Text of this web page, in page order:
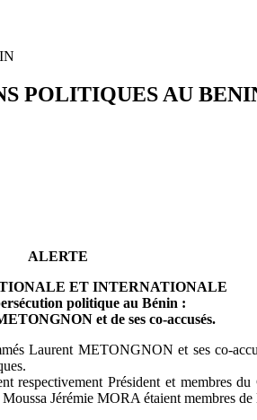
POLITIQUES AU
ALERTE
ET INTERNATIONALE
politique au Bénin :
et de ses co-accusés.
Laurent METONGNON et ses co-
Président et membres
Jérémie MORA étaient membres